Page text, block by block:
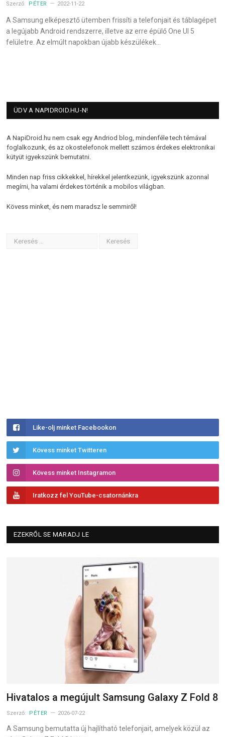
Szerző: PÉTER 2022-11-22
A Samsung elképesztő ütemben frissíti a telefonjait és táblagépet
a legújabb Android rendszerre, illetve az erre épülő One UI 5
felületre. Az elmúlt napokban újabb készülékek…
ÜDV A NAPIDROID.HU-N!
A NapiDroid.hu nem csak egy Andriod blog, mindenféle tech témával
foglalkozunk, és az okostelefonok mellett számos érdekes elektronikai
kütyüt igyekszünk bemutatni.
Minden nap friss cikkekkel, hírekkel jelentkezünk, igyekszünk azonnal
megírni, ha valami érdekes történik a mobilos világban.
Kövess minket, és nem maradsz le semmiről!
Like-olj minket Facebookon
Kövess minket Twitteren
Kövess minket Instagramon
Iratkozz fel YouTube-csatornánkra
EZEKRŐL SE MARADJ LE
Hivatalos a megújult Samsung Galaxy Z Fold 8
Szerző: PÉTER 2026-07-22
A Samsung bemutatta új hajlítható telefonjait, amelyek közül az